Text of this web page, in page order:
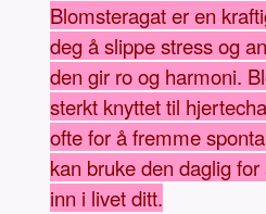
Blomsteragat er en
deg å slippe stress og
den gir ro og harmoni.
sterkt knyttet til
ofte for å fremme
kan bruke den daglig
inn i livet ditt.